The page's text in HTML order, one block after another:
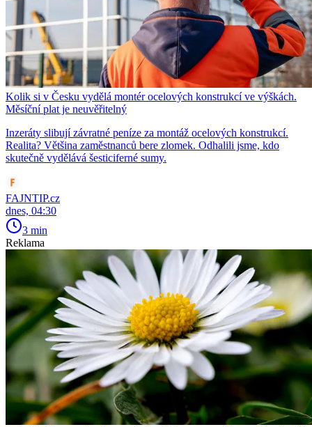
Kolik si v Česku vydělá montér ocelových konstrukcí ve výškách.
Měsíční plat je neuvěřitelný
Inzeráty slibují závratné peníze za montáž ocelových konstrukcí.
Realita? Většina zaměstnanců bere zlomek. Odhalili jsme, kdo
skutečně vydělává šesticiferné sumy.
FAJNTIP.cz
dnes, 04:30
3 min
Reklama